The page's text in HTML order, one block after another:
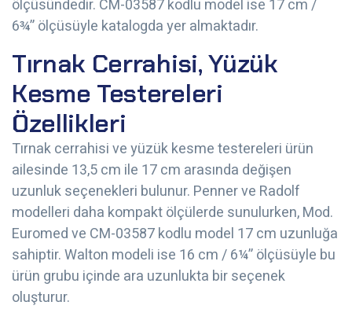
ölçüsündedir. CM-03587 kodlu model ise 17 cm /
6¾” ölçüsüyle katalogda yer almaktadır.
Tırnak Cerrahisi, Yüzük
Kesme Testereleri
Özellikleri
Tırnak cerrahisi ve yüzük kesme testereleri ürün
ailesinde 13,5 cm ile 17 cm arasında değişen
uzunluk seçenekleri bulunur. Penner ve Radolf
modelleri daha kompakt ölçülerde sunulurken, Mod.
Euromed ve CM-03587 kodlu model 17 cm uzunluğa
sahiptir. Walton modeli ise 16 cm / 6¼” ölçüsüyle bu
ürün grubu içinde ara uzunlukta bir seçenek
oluşturur.